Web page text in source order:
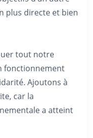
plus directe et bien
tout notre
fonctionnement
Ajoutons à
car la
a atteint